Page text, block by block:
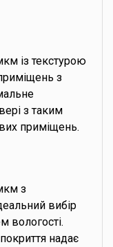
із текстурою
з
з таким
приміщень.
з
вибір
вологості.
надає